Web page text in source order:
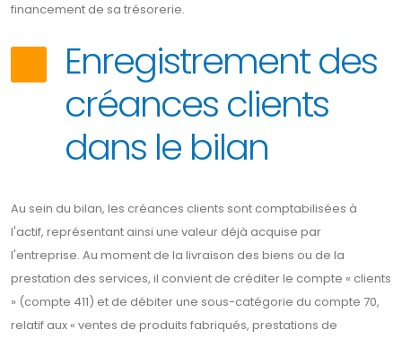
financement de sa trésorerie.
Enregistrement des
créances clients
dans le bilan
Au sein du bilan, les créances clients sont comptabilisées à
l'actif, représentant ainsi une valeur déjà acquise par
l'entreprise. Au moment de la livraison des biens ou de la
prestation des services, il convient de créditer le compte « clients
» (compte 411) et de débiter une sous-catégorie du compte 70,
relatif aux « ventes de produits fabriqués, prestations de